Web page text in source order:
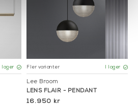
I lager Fler varianter I lager
Lee Broom
LENS FLAIR - PENDANT
16.950 kr